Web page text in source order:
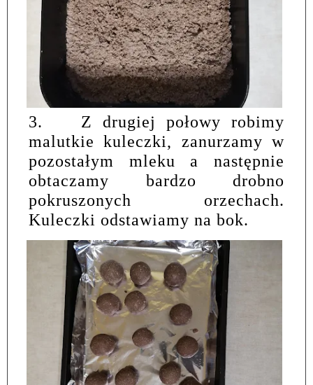
3.
Z drugiej połowy robimy
malutkie kuleczki, zanurzamy w
pozostałym mleku a następnie
obtaczamy bardzo drobno
pokruszonych orzechach.
Kuleczki odstawiamy na bok.